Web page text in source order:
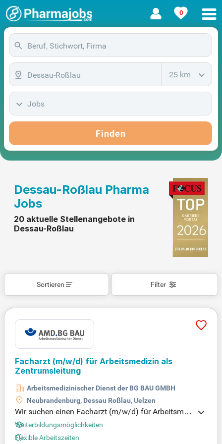
0
25 km
Jobs
Finden
Dessau-Roßlau Pharma
Jobs
20 aktuelle Stellenangebote in
Dessau-Roßlau
Filter
Sortieren
Facharzt (m/w/d) für Arbeitsmedizin als
Zentrumsleitung
Arbeitsmedizinischer Dienst der BG BAU GMBH
Neubrandenburg, Dessau Roßlau, Uelzen
Wir suchen einen Facharzt (m/w/d) für Arbeitsmed
izin als Zentrumsleitung, der die fachliche und org
anisatorische Leitung unseres Zentrums übernimm
Weiterbildungsmöglichkeiten
Flexible Arbeitszeiten